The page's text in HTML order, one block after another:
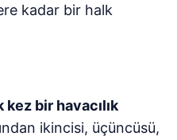
kadar bir halk
kez bir havacılık
ikincisi, üçüncüsü,